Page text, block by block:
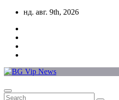
Skip
content
нд. авг. 9th, 2026